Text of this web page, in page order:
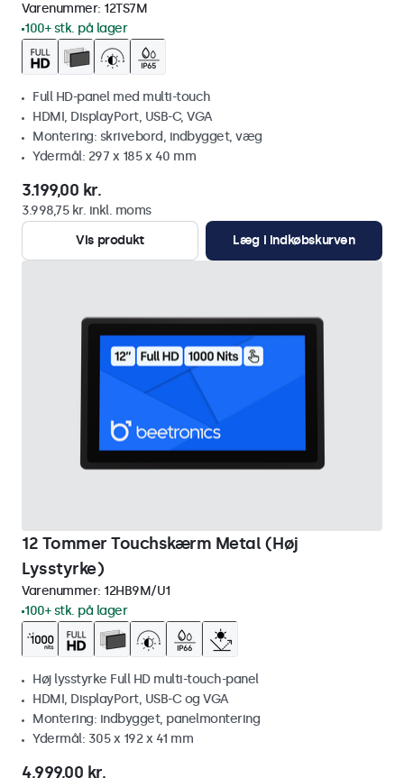
Varenummer: 12TS7M
100+ stk. på lager
Full HD-panel med multi-touch
HDMI, DisplayPort, USB-C, VGA
Montering: skrivebord, indbygget, væg
Ydermål: 297 x 185 x 40 mm
3.199,00 kr.
3.998,75 kr. inkl. moms
Vis produkt
Læg i indkøbskurven
12 Tommer Touchskærm Metal (Høj
Lysstyrke)
Varenummer: 12HB9M/U1
100+ stk. på lager
Høj lysstyrke Full HD multi-touch-panel
HDMI, DisplayPort, USB-C og VGA
Montering: indbygget, panelmontering
Ydermål: 305 x 192 x 41 mm
4.999,00 kr.